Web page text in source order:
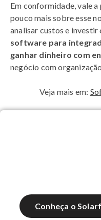
Em conformidade, vale
pouco mais sobre esse
analisar custos e investir
software para
ganhar dinheiro com
negócio com
Veja mais em:
Conheça o